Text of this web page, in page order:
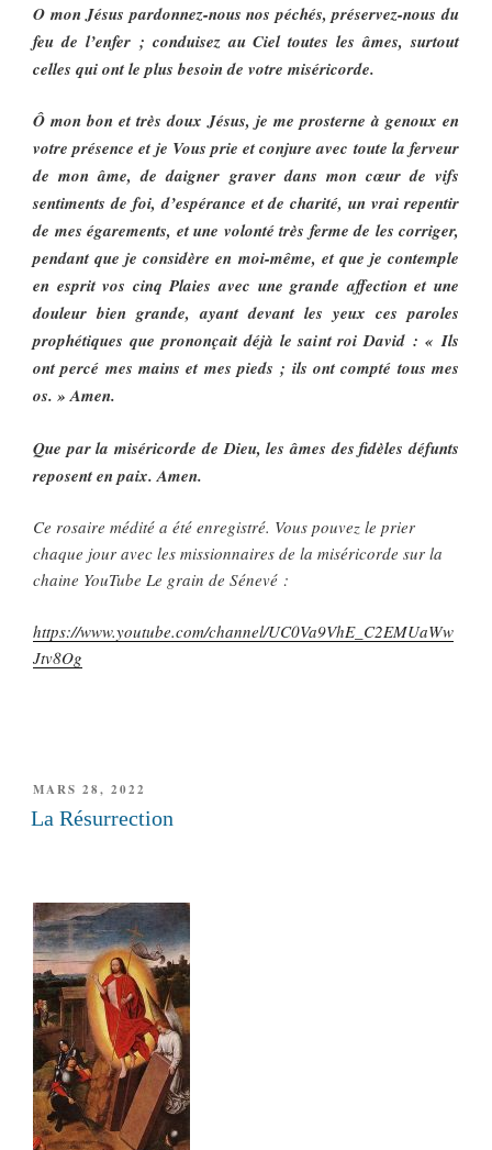
O mon Jésus pardonnez-nous nos péchés, préservez-nous du
feu de l’enfer ; conduisez au Ciel toutes les âmes, surtout
celles qui ont le plus besoin de votre miséricorde.
Ô mon bon et très doux Jésus, je me prosterne à genoux en
votre présence et je Vous prie et conjure avec toute la ferveur
de mon âme, de daigner graver dans mon cœur de vifs
sentiments de foi, d’espérance et de charité, un vrai repentir
de mes égarements, et une volonté très ferme de les corriger,
pendant que je considère en moi-même, et que je contemple
en esprit vos cinq Plaies avec une grande affection et une
douleur bien grande, ayant devant les yeux ces paroles
prophétiques que prononçait déjà le saint roi David : « Ils
ont percé mes mains et mes pieds ; ils ont compté tous mes
os. » Amen.
Que par la miséricorde de Dieu, les âmes des fidèles défunts
reposent en paix. Amen.
Ce rosaire médité a été enregistré. Vous pouvez le prier
chaque jour avec les missionnaires de la miséricorde sur la
chaine YouTube Le grain de Sénevé :
https://www.youtube.com/channel/UC0Va9VhE_C2EMUaWw
Jtv8Og
PUBLIÉ
LE
MARS 28, 2022
La Résurrection